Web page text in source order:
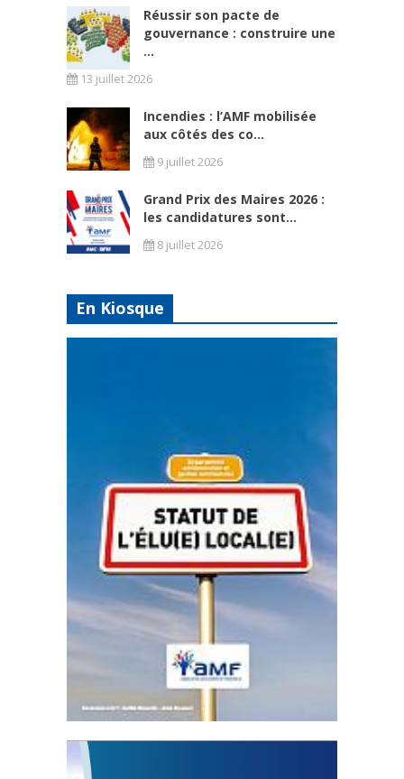
Réussir son pacte de
gouvernance : construire une
...
13 juillet 2026
Incendies : l’AMF mobilisée
aux côtés des co...
9 juillet 2026
Grand Prix des Maires 2026 :
les candidatures sont...
8 juillet 2026
En Kiosque
Statut de l’élu local
3 avril 2024